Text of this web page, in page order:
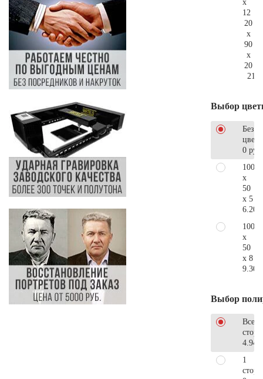
x
12
20
x
90
x
20
Выбор
Без
0 руб.
100
x
50
x 5
100
x
50
x 8
Выбор
Все
1